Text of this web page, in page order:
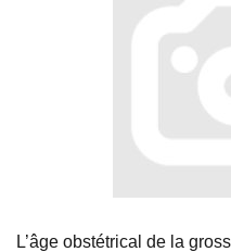
L’âge obstétrical de la